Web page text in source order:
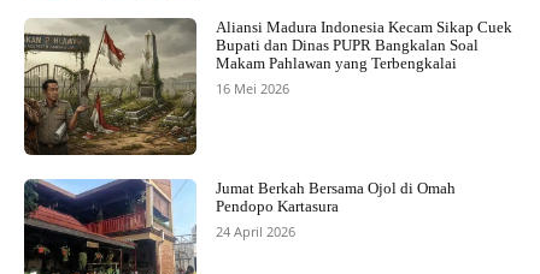
Aliansi Madura Indonesia Kecam Sikap Cuek
Bupati dan Dinas PUPR Bangkalan Soal
Makam Pahlawan yang Terbengkalai
16 Mei 2026
Jumat Berkah Bersama Ojol di Omah
Pendopo Kartasura
24 April 2026